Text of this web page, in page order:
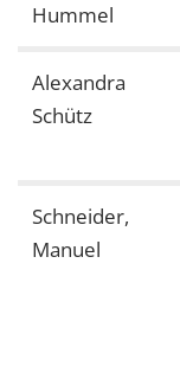
Hummel
Alexandra
Schütz
Schneider,
Manuel